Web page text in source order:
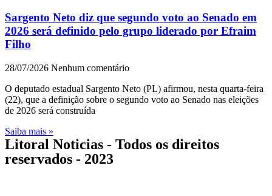
Sargento Neto diz que segundo voto ao Senado em
2026 será definido pelo grupo liderado por Efraim
Filho
28/07/2026 Nenhum comentário
O deputado estadual Sargento Neto (PL) afirmou, nesta quarta-feira
(22), que a definição sobre o segundo voto ao Senado nas eleições
de 2026 será construída
Saiba mais »
Litoral Noticias - Todos os direitos
reservados - 2023